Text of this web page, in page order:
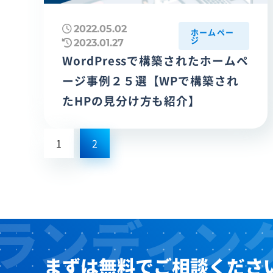
2022.05.02
2023.01.27
ホームペー
ジ
WordPressで構築されたホームペ
ージ事例２５選【WPで構築され
たHPの見分け方も紹介】
1 2
まずは無料でご相談くださ